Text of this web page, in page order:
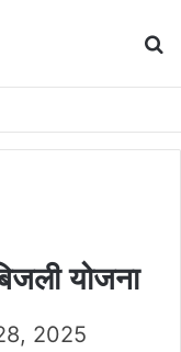
योजना
2025